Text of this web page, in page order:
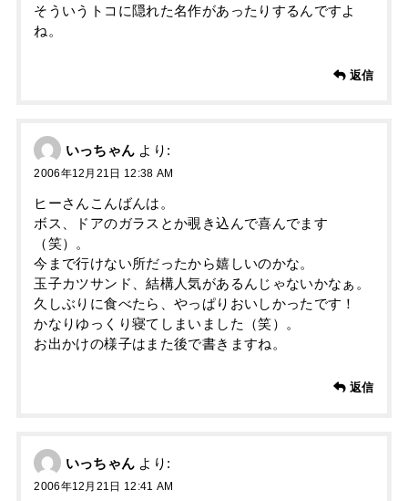
そういうトコに隠れた名作があったりするんですよ
ね。
返信
いっちゃん より:
2006年12月21日 12:38 AM
ヒーさんこんばんは。
ボス、ドアのガラスとか覗き込んで喜んでます
（笑）。
今まで行けない所だったから嬉しいのかな。
玉子カツサンド、結構人気があるんじゃないかなぁ。
久しぶりに食べたら、やっぱりおいしかったです！
かなりゆっくり寝てしまいました（笑）。
お出かけの様子はまた後で書きますね。
返信
いっちゃん より:
2006年12月21日 12:41 AM